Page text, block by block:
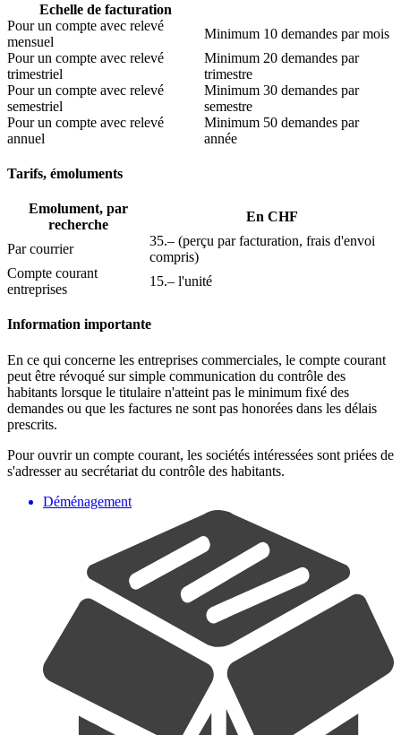
Echelle de facturation
Pour un compte avec relevé
mensuel
Minimum 10 demandes par mois
Pour un compte avec relevé
trimestriel
Minimum 20 demandes par
trimestre
Pour un compte avec relevé
semestriel
Minimum 30 demandes par
semestre
Pour un compte avec relevé
annuel
Minimum 50 demandes par
année
Tarifs, émoluments
Emolument, par
recherche
En CHF
Par courrier
35.– (perçu par facturation, frais d'envoi
compris)
Compte courant
entreprises
15.– l'unité
Information importante
En ce qui concerne les entreprises commerciales, le compte courant
peut être révoqué sur simple communication du contrôle des
habitants lorsque le titulaire n'atteint pas le minimum fixé des
demandes ou que les factures ne sont pas honorées dans les délais
prescrits.
Pour ouvrir un compte courant, les sociétés intéressées sont priées de
s'adresser au secrétariat du contrôle des habitants.
Déménagement